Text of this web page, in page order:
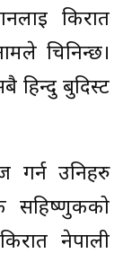
किरात
चिनिन्छ।
हिन्दु बुदिस्ट
गर्न उनिहरु
सहिष्णुकको
नेपाली